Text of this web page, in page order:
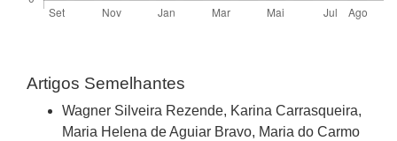
Artigos Semelhantes
Wagner Silveira Rezende, Karina Carrasqueira,
Maria Helena de Aguiar Bravo, Maria do Carmo